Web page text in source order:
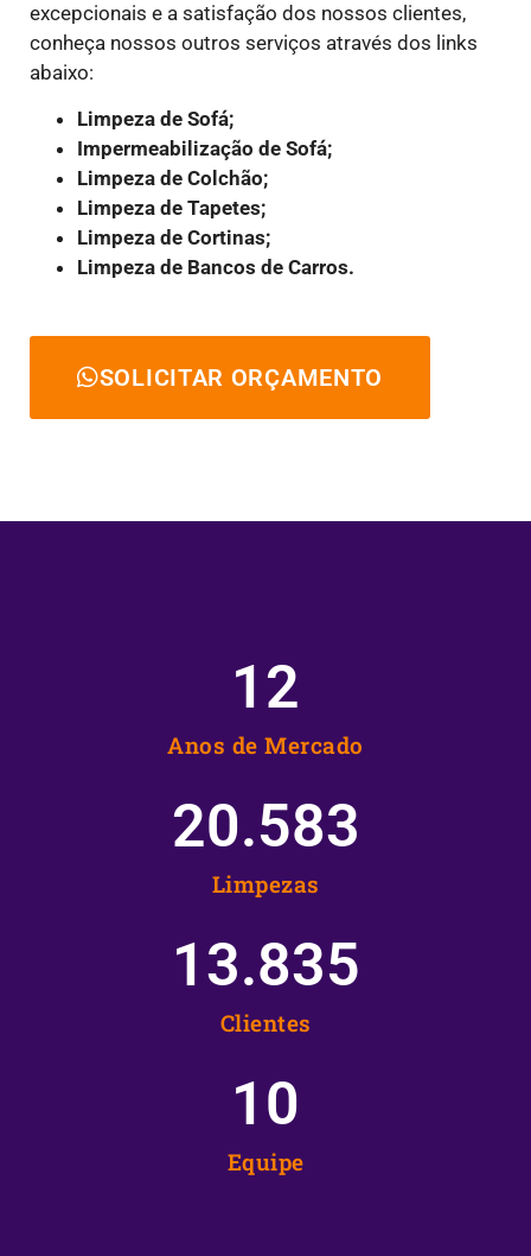
excepcionais e a satisfação dos nossos clientes,
conheça nossos outros serviços através dos links
abaixo:
Limpeza de Sofá;
Impermeabilização de Sofá;
Limpeza de Colchão;
Limpeza de Tapetes;
Limpeza de Cortinas;
Limpeza de Bancos de Carros.
SOLICITAR ORÇAMENTO
Anos de Mercado
12
Limpezas
20.583
Clientes
13.835
Equipe
10